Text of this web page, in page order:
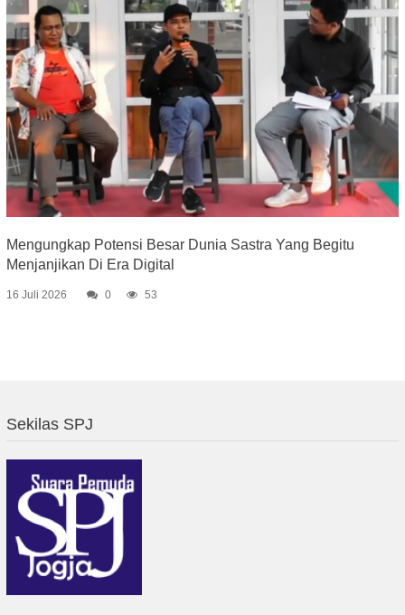
Mengungkap Potensi Besar Dunia Sastra Yang Begitu
Menjanjikan Di Era Digital
16 Juli 2026 0 53
Sekilas SPJ